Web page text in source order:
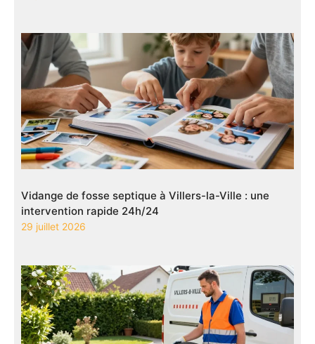
Vidange de fosse septique à Villers-la-Ville : une
intervention rapide 24h/24
29 juillet 2026